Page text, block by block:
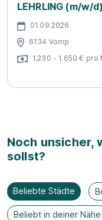
LEHRLING (m/w/
01.09.2026
6134 Vomp
1.230 - 1.650 € pro
Noch unsicher,
sollst?
Beliebte Städte
Beliebt in deiner Nähe